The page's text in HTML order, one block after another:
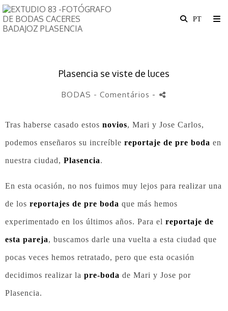
Plasencia se viste de luces
BODAS - Comentários -
Tras haberse casado estos novios, Mari y Jose Carlos,
podemos enseñaros su increíble reportaje de pre boda en
nuestra ciudad, Plasencia.
En esta ocasión, no nos fuimos muy lejos para realizar una
de los reportajes de pre boda que más hemos
experimentado en los últimos años. Para el reportaje de
esta pareja, buscamos darle una vuelta a esta ciudad que
pocas veces hemos retratado, pero que esta ocasión
decidimos realizar la pre-boda de Mari y Jose por
Plasencia.